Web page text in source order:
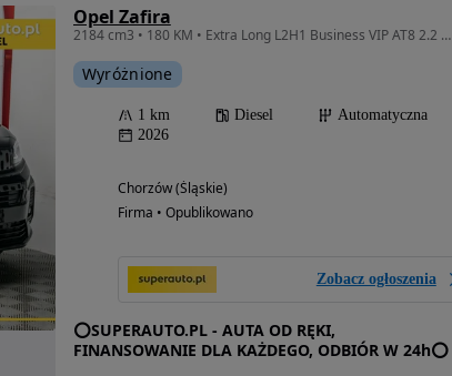
Opel Zafira
2184 cm3 • 180 KM • Extra Long L2H1 Business VIP AT8 2.2 180KM !! Aktywny Tempomat !! 7 Os
Wyróżnione
1 km Diesel
Automatyczna
2026
Chorzów (Śląskie)
Firma • Opublikowano
Zobacz ogłoszenia
⭕SUPERAUTO.PL - AUTA OD RĘKI,
FINANSOWANIE DLA KAŻDEGO, ODBIÓR W 24h⭕